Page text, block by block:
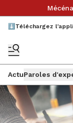
⬇️Téléchargez
ActuParoles